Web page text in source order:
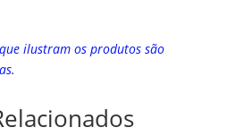
ilustram os produtos são